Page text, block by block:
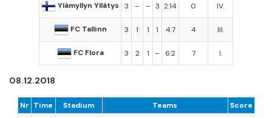
Ylämyllyn Yllätys 3 – – 3 2:14 0 IV.
FC Tallinn 3 1 1 1 4:7 4 III.
FC Flora 3 2 1 – 6:2 7 I.
08.12.2018
Nr Time Stadium Teams
Score